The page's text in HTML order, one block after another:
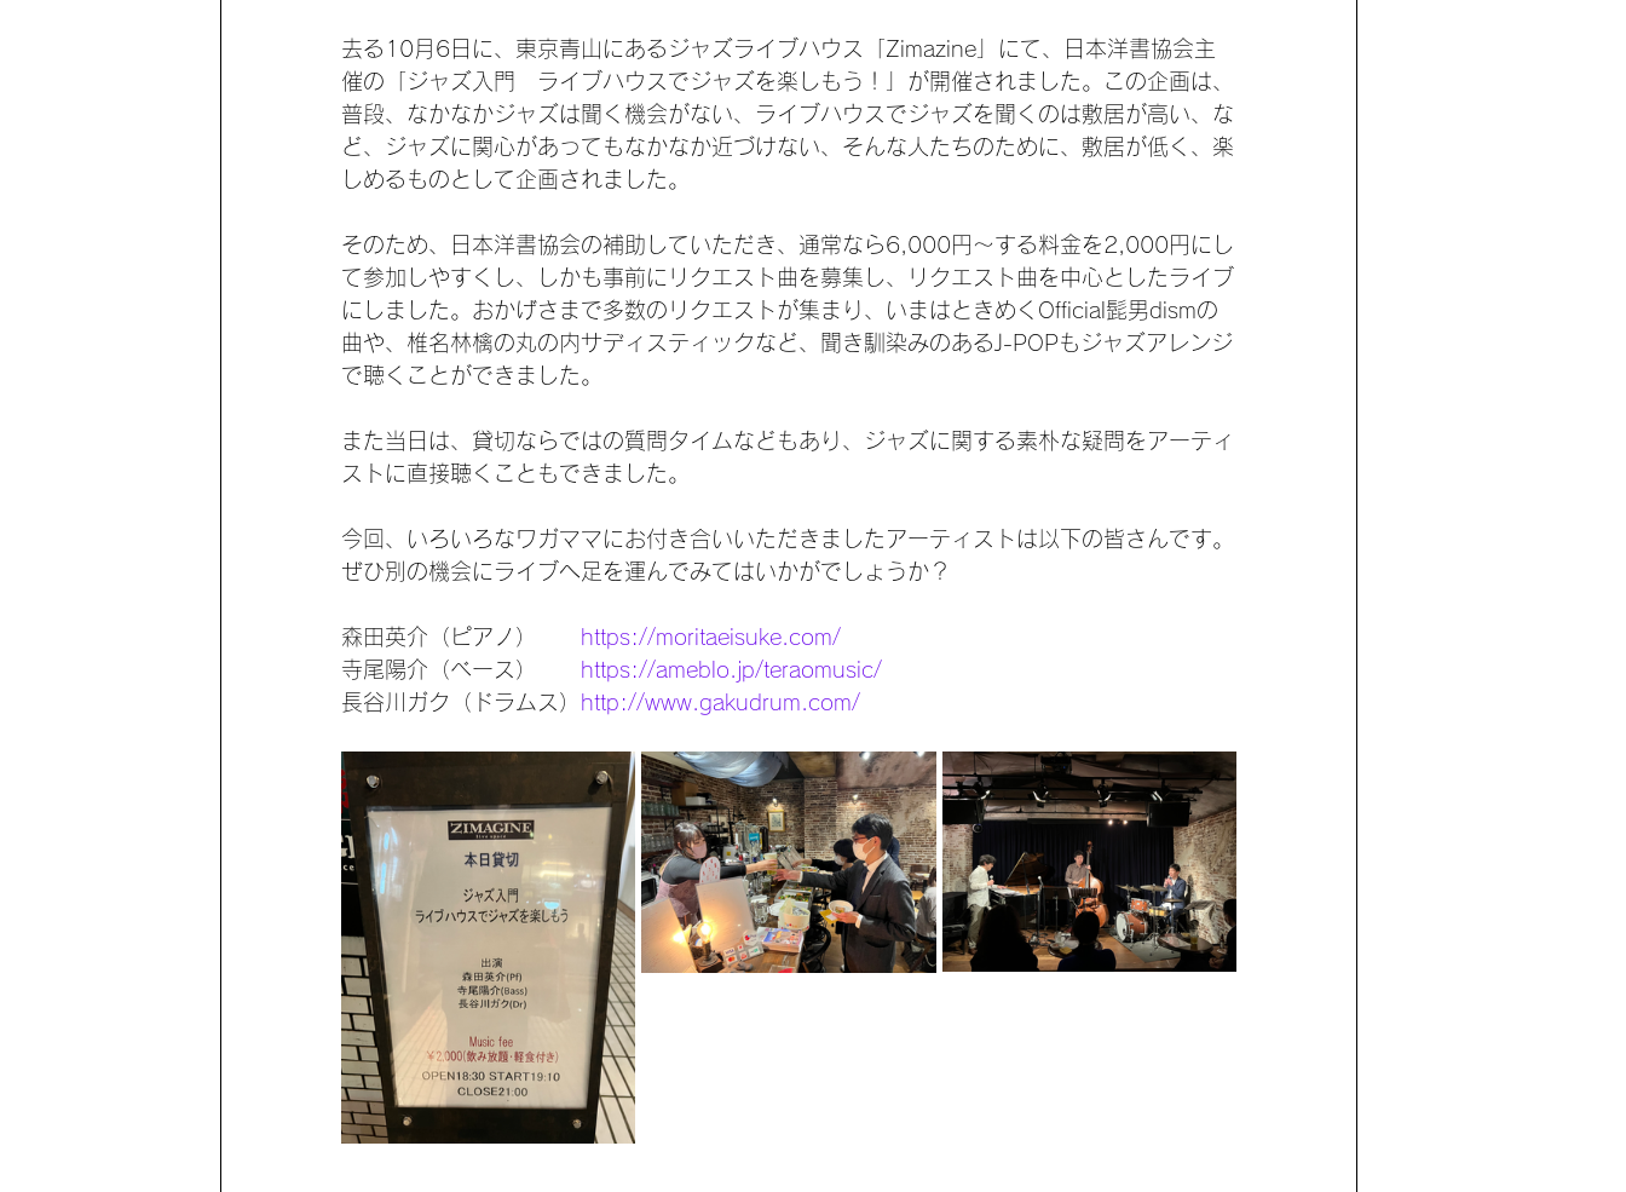
去る10月6日に、東京青山にあるジャズライブハウス「Zimazine」にて、日本洋書協会主
催の「ジャズ入門　ライブハウスでジャズを楽しもう！」が開催されました。この企画は、
普段、なかなかジャズは聞く機会がない、ライブハウスでジャズを聞くのは敷居が高い、な
ど、ジャズに関心があってもなかなか近づけない、そんな人たちのために、敷居が低く、楽
しめるものとして企画されました。
そのため、日本洋書協会の補助していただき、通常なら6,000円〜する料金を2,000円にし
て参加しやすくし、しかも事前にリクエスト曲を募集し、リクエスト曲を中心としたライブ
にしました。おかげさまで多数のリクエストが集まり、いまはときめくOfficial髭男dismの
曲や、椎名林檎の丸の内サディスティックなど、聞き馴染みのあるJ-POPもジャズアレンジ
で聴くことができました。
また当日は、貸切ならではの質問タイムなどもあり、ジャズに関する素朴な疑問をアーティ
ストに直接聴くこともできました。
今回、いろいろなワガママにお付き合いいただきましたアーティストは以下の皆さんです。
ぜひ別の機会にライブへ足を運んでみてはいかがでしょうか？
森田英介（ピアノ）
https://moritaeisuke.com/
寺尾陽介（ベース）
https://ameblo.jp/teraomusic/
長谷川ガク（ドラムス）
http://www.gakudrum.com/